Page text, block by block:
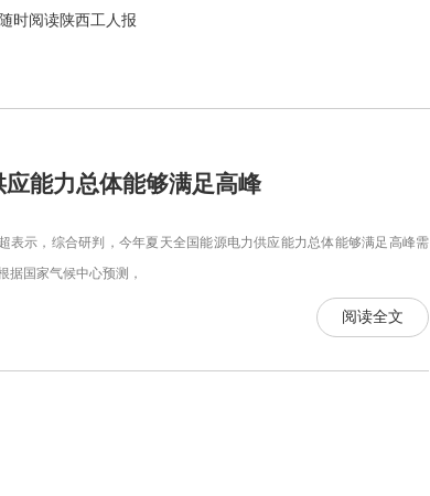
时阅读陕西工人报
能力总体能够满足高峰
示，综合研判，今年夏天全国能源电力供应能力总体能够满足高峰需
国家气候中心预测，
阅读全文